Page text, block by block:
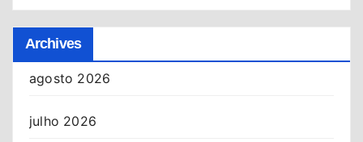
Archives
agosto 2026
julho 2026